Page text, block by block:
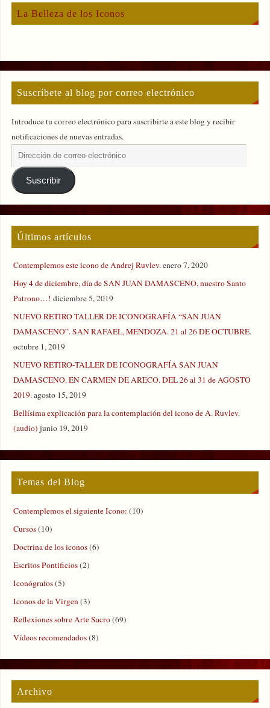
La Belleza de los Iconos
Suscríbete al blog por correo electrónico
Introduce tu correo electrónico para suscribirte a este blog y recibir
notificaciones de nuevas entradas.
Suscribir
Últimos artículos
Contemplemos este icono de Andrej Ruvlev.enero 7, 2020
Hoy 4 de diciembre, día de SAN JUAN DAMASCENO, nuestro Santo
Patrono…! diciembre 5, 2019
NUEVO RETIRO TALLER DE ICONOGRAFÍA “SAN JUAN
DAMASCENO”. SAN RAFAEL, MENDOZA. 21 al 26 DE OCTUBRE.
octubre 1, 2019
NUEVO RETIRO-TALLER DE ICONOGRAFÍA SAN JUAN
DAMASCENO. EN CARMEN DE ARECO. DEL 26 al 31 de AGOSTO
2019.agosto 15, 2019
Bellísima explicación para la contemplación del icono de A. Ruvlev.
(audio) junio 19, 2019
Temas del Blog
Contemplemos el siguiente Icono: (10)
Cursos(10)
Doctrina de los iconos(6)
Escritos Pontificios(2)
Iconógrafos(5)
Iconos de la Virgen(3)
Reflexiones sobre Arte Sacro(69)
Vídeos recomendados(8)
Archivo